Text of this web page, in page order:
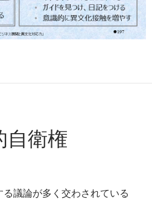
自衛権
議論が多く交わされている